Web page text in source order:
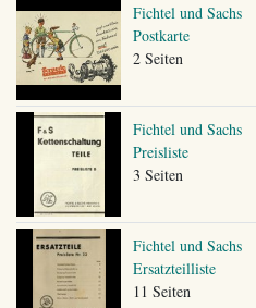
Fichtel und Sachs
Postkarte
2 Seiten
Fichtel und Sachs
Preisliste
3 Seiten
Fichtel und Sachs
Ersatzteilliste
11 Seiten